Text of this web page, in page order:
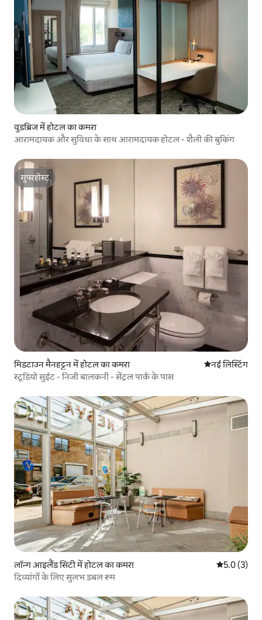
वुडब्रिज में होटल का कमरा
आरामदायक और सुविधा के साथ आरामदायक होटल - शैली की बुकिंग
सुपरहोस्ट
सुपरहोस्ट
मिडटाउन मैनहट्टन में होटल का कमरा ठहरने की नई
नई लिस्टिंग
स्टूडियो सुईट - निजी बालकनी - सेंट्रल पार्क के पास
लॉन्ग आइलैंड सिटी में होटल का कमरा औसत रेटिंग 5
5.0 (3)
दिव्यांगों के लिए सुलभ डबल रूम